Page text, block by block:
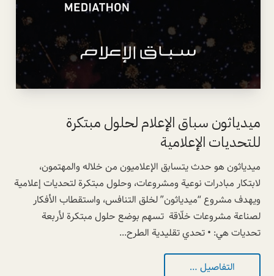
ميدياثون سباق الإعلام لحلول مبتكرة
للتحديات الإعلامية
ميدياثون هو حدث يتسابق الإعلاميون من خلاله والمهتمون،
لابتكار مبادرات نوعية ومشروعات، وحلول مبتكرة لتحديات إعلامية
ويهدف مشروع “ميدياثون” لخلق التنافس، واستقطاب الأفكار
لصناعة مشروعات خلّاقة تسهم بوضع حلول مبتكرة لأربعة
تحديات هي: • تحدي تقليدية الطرح...
التفاصيل …